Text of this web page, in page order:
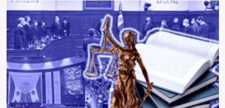
cantidad
adultos
mayores
en
México
viven
en
pobreza:
Coneval